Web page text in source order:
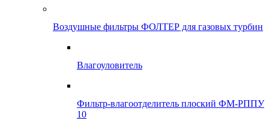
Воздушные фильтры ФОЛТЕР для газовых турбин
Влагоуловитель
Фильтр-влагоотделитель плоский ФМ-РППУ
10